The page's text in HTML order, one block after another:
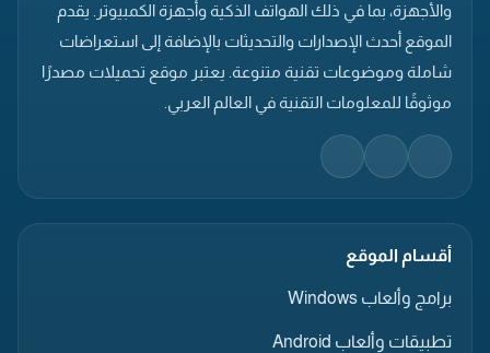
والأجهزة، بما في ذلك الهواتف الذكية وأجهزة الكمبيوتر. يقدم
الموقع أحدث الإصدارات والتحديثات بالإضافة إلى استعراضات
شاملة وموضوعات تقنية متنوعة. يعتبر موقع تحميلات مصدرًا
موثوقًا للمعلومات التقنية في العالم العربي.
أقسام الموقع
برامج وألعاب Windows
تطبيقات وألعاب Android